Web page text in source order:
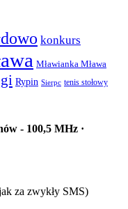
konkurs
Mławianka Mława
Rypin Sierpc tenis stołowy
- 100,5 MHz ·
za zwykły SMS)